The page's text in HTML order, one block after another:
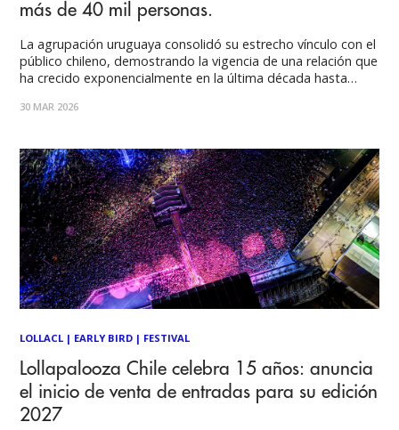
más de 40 mil personas.
La agrupación uruguaya consolidó su estrecho vínculo con el
público chileno, demostrando la vigencia de una relación que
ha crecido exponencialmente en la última década hasta
el país. La reciente edición del Festival REC consolidó su
30 MAR 2026
LOLLACL | EARLY BIRD | FESTIVAL
Lollapalooza Chile celebra 15 años: anuncia
el inicio de venta de entradas para su edición
2027